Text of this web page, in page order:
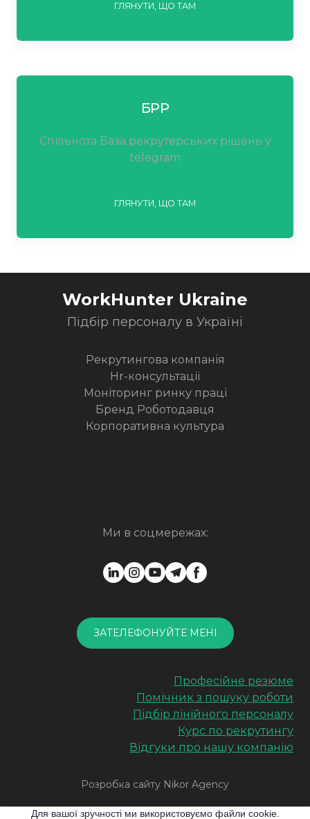
ГЛЯНУТИ, ЩО ТАМ
БРР
Спільнота База рекрутерських рішень у
telegram
ГЛЯНУТИ, ЩО ТАМ
WorkHunter Ukraine
Підбір персоналу в Україні
Рекрутингова компанія
Hr-консультації
Моніторинг ринку праці
Бренд Роботодавця
Корпоративна культура
Ми в соцмережах:
ЗАТЕЛЕФОНУЙТЕ МЕНІ
Професійне резюме
Помічник з пошуку роботи
Підбір лінійного персоналу
Курс по рекрутингу
Відгуки про нашу компанію
Розробка сайту Nikor Agency
Мапа сайту Блог
Для вашої зручності ми використовуємо файли cookie.